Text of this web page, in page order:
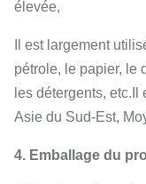
élevée,
Il est largement
pétrole, le papier, le
les détergents,
Asie du Sud-Est,
4. Emballage du